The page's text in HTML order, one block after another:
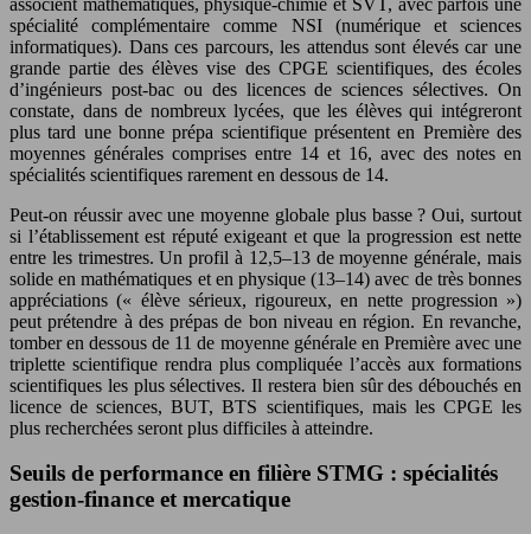
spécialité complémentaire comme NSI (numérique et sciences
informatiques). Dans ces parcours, les attendus sont élevés car une
grande partie des élèves vise des CPGE scientifiques, des écoles
d’ingénieurs post-bac ou des licences de sciences sélectives. On
constate, dans de nombreux lycées, que les élèves qui intégreront
plus tard une bonne prépa scientifique présentent en Première des
moyennes générales comprises entre 14 et 16, avec des notes en
spécialités scientifiques rarement en dessous de 14.
Peut-on réussir avec une moyenne globale plus basse ? Oui, surtout
si l’établissement est réputé exigeant et que la progression est nette
entre les trimestres. Un profil à 12,5–13 de moyenne générale, mais
solide en mathématiques et en physique (13–14) avec de très bonnes
appréciations (« élève sérieux, rigoureux, en nette progression »)
peut prétendre à des prépas de bon niveau en région. En revanche,
tomber en dessous de 11 de moyenne générale en Première avec une
triplette scientifique rendra plus compliquée l’accès aux formations
scientifiques les plus sélectives. Il restera bien sûr des débouchés en
licence de sciences, BUT, BTS scientifiques, mais les CPGE les
plus recherchées seront plus difficiles à atteindre.
Seuils de performance en filière STMG : spécialités
gestion-finance et mercatique